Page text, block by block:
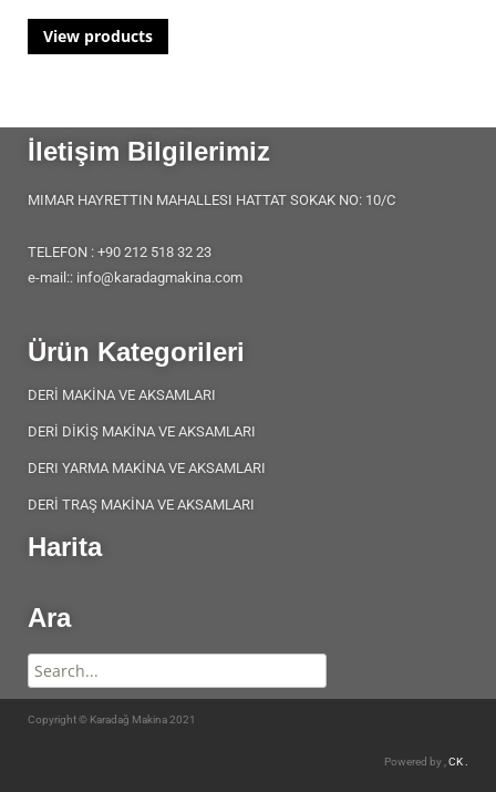
View products
İletişim Bilgilerimiz
MIMAR HAYRETTIN MAHALLESI HATTAT SOKAK NO: 10/C
TELEFON : +90 212 518 32 23
e-mail:: info@karadagmakina.com
Ürün Kategorileri
DERİ MAKİNA VE AKSAMLARI
DERİ DİKİŞ MAKİNA VE AKSAMLARI
DERI YARMA MAKİNA VE AKSAMLARI
DERİ TRAŞ MAKİNA VE AKSAMLARI
Harita
Ara
Copyright © Karadağ Makina 2021
Powered by , CK .